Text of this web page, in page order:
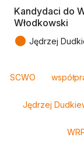
Kandydaci do
Włodkowski
● Jędrzej
SCWO
Jędrzej